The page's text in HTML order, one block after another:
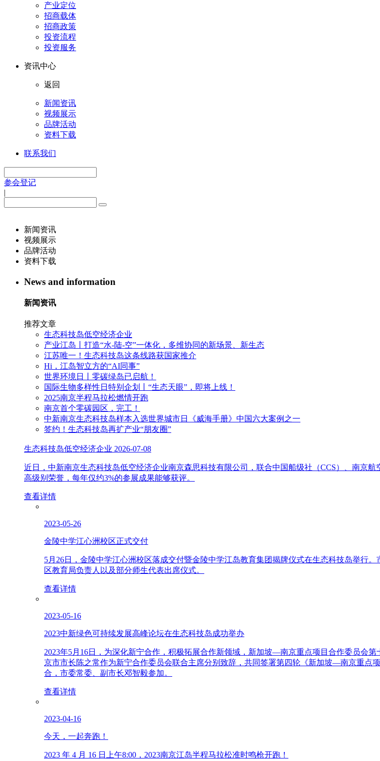
产业定位
招商载体
招商政策
投资流程
投资服务
资讯中心
返回
新闻资讯
视频展示
品牌活动
资料下载
联系我们
参会登记
|
新闻资讯
视频展示
品牌活动
资料下载
News and information
新闻资讯
推荐文章
生态科技岛低空经济企业
产业江岛丨打造“水-陆-空”一体化，多维协同的新场景、新生态
江苏唯一！生态科技岛这条线路获国家推介
Hi，江岛智立方的“AI同事”
世界环境日丨零碳绿岛已启航！
国际生物多样性日特别企划丨“生态天眼”，即将上线！
2025南京半程马拉松燃情开跑
南京首个零碳园区，完工！
中新南京生态科技岛样本入选世界城市日《威海手册》中国六大案例之一
签约！生态科技岛再扩产业“朋友圈”
生态科技岛低空经济企业 2026-07-08
近日，中新南京生态科技岛低空经济企业南京森思科技有限公司，联合中国船级社（CCS）、南京
高级别荣誉，每年仅约3%的参展成果能够获评。
查看详情
2023-05-26
金陵中学江心洲校区正式交付
5月26日，金陵中学江心洲校区落成交付暨金陵中学江岛教育集团揭牌仪式在生态科技岛举行
区教育局负责人以及部分师生代表出席仪式。
查看详情
2023-05-16
2023中新绿色可持续发展高峰论坛在生态科技岛成功举办
2023年5月16日，为深化新宁合作，积极拓展合作新领域，新加坡—南京重点项目合作委员会
京市市长陈之常作为新宁合作委员会联合主席分别致辞，共同签署第四轮《新加坡—南京重点
合，市委常委、副市长邓智毅参加。
查看详情
2023-04-16
今天，一起奔跑！
2023 年 4 月 16 日上午8:00，2023南京江岛半程马拉松准时鸣枪开跑！